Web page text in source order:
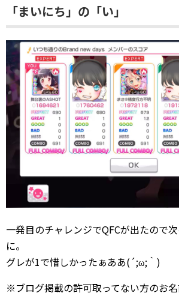
「まいにち」の「い」
一発目のチャレンジでQFCが出たので
に。
グレが1で惜しかったぁああ(´;ω;｀)
※ブログ掲載の許可取ってない方のお